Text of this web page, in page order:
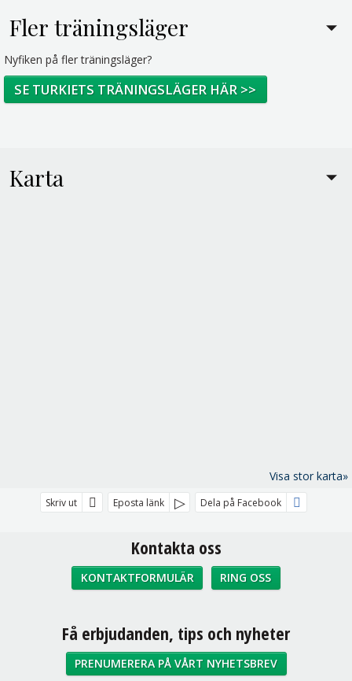
Fler träningsläger
Nyfiken på fler träningsläger?
SE TURKIETS TRÄNINGSLÄGER HÄR >>
Karta
Visa stor karta»
Skriv ut Eposta länk Dela på Facebook
Kontakta oss
KONTAKTFORMULÄR RING OSS
Sociala medier
Få erbjudanden, tips och nyheter
PRENUMERERA PÅ VÅRT NYHETSBREV